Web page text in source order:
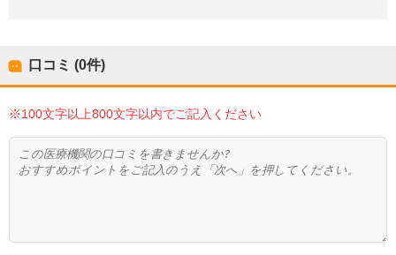
口コミ (0件)
※100文字以上800文字以内でご記入ください